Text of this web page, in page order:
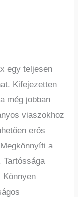
egy teljesen
Kifejezetten
még jobban
viaszokhoz
erős
a
Könnyen